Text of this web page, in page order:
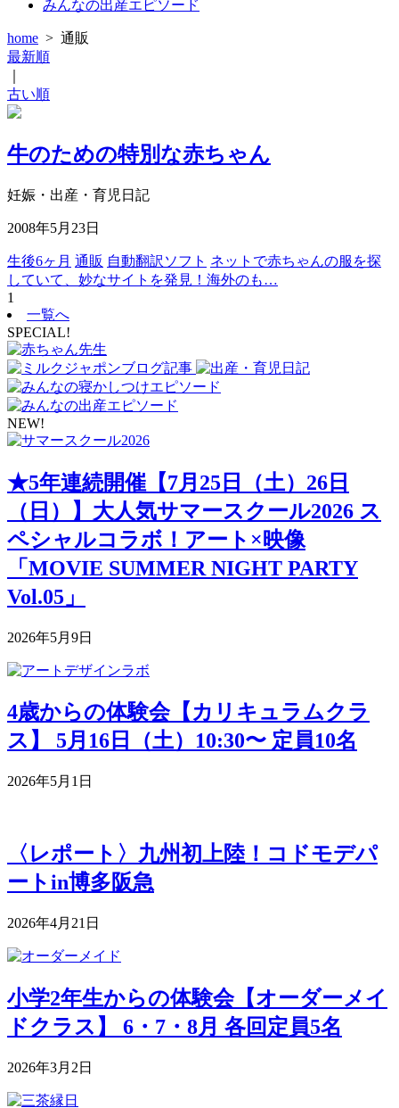
みんなの出産エピソード
home > 通販
最新順
古い順
牛のための特別な赤ちゃん
妊娠・出産・育児日記
2008年5月23日
生後6ヶ月 通販 自動翻訳ソフト ネットで赤ちゃんの服を探
していて、妙なサイトを発見！海外のも…
1
一覧へ
SPECIAL!
NEW!
★5年連続開催【7月25日（土）26日
（日）】大人気サマースクール2026 ス
ペシャルコラボ！アート×映像
「MOVIE SUMMER NIGHT PARTY
Vol.05」
2026年5月9日
4歳からの体験会【カリキュラムクラ
ス】 5月16日（土）10:30〜 定員10名
2026年5月1日
〈レポート〉九州初上陸！コドモデパ
ートin博多阪急
2026年4月21日
小学2年生からの体験会【オーダーメイ
ドクラス】 6・7・8月 各回定員5名
2026年3月2日